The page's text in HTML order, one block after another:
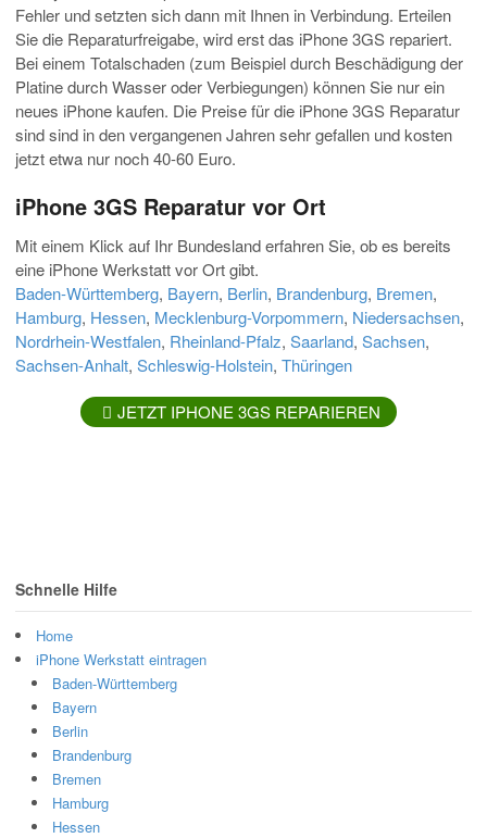
Fehler und setzten sich dann mit Ihnen in Verbindung. Erteilen
Sie die Reparaturfreigabe, wird erst das iPhone 3GS repariert.
Bei einem Totalschaden (zum Beispiel durch Beschädigung der
Platine durch Wasser oder Verbiegungen) können Sie nur ein
neues iPhone kaufen. Die Preise für die iPhone 3GS Reparatur
sind sind in den vergangenen Jahren sehr gefallen und kosten
jetzt etwa nur noch 40-60 Euro.
iPhone 3GS Reparatur vor Ort
Mit einem Klick auf Ihr Bundesland erfahren Sie, ob es bereits
eine iPhone Werkstatt vor Ort gibt.
Baden-Württemberg, Bayern, Berlin, Brandenburg, Bremen,
Hamburg, Hessen, Mecklenburg-Vorpommern, Niedersachsen,
Nordrhein-Westfalen, Rheinland-Pfalz, Saarland, Sachsen,
Sachsen-Anhalt, Schleswig-Holstein, Thüringen
JETZT IPHONE 3GS REPARIEREN
Schnelle Hilfe
Home
iPhone Werkstatt eintragen
Baden-Württemberg
Bayern
Berlin
Brandenburg
Bremen
Hamburg
Hessen